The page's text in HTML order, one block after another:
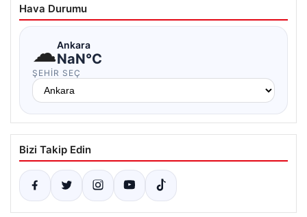
Hava Durumu
☁Ankara
NaN°C
ŞEHIR SEÇ
Bizi Takip Edin